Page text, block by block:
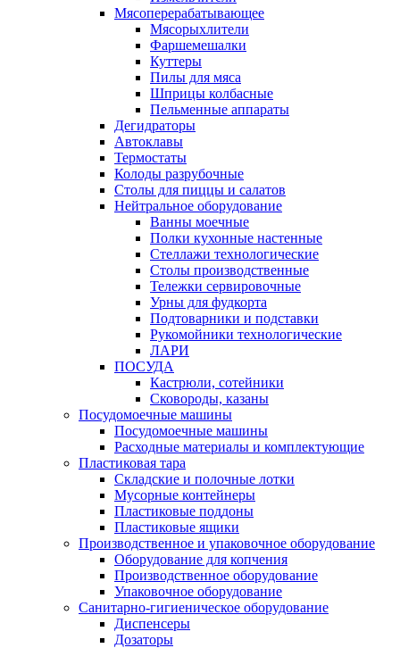
Мясоперерабатывающее
Мясорыхлители
Фаршемешалки
Куттеры
Пилы для мяса
Шприцы колбасные
Пельменные аппараты
Дегидраторы
Автоклавы
Термостаты
Колоды разрубочные
Столы для пиццы и салатов
Нейтральное оборудование
Ванны моечные
Полки кухонные настенные
Стеллажи технологические
Столы производственные
Тележки сервировочные
Урны для фудкорта
Подтоварники и подставки
Рукомойники технологические
ЛАРИ
ПОСУДА
Кастрюли, сотейники
Сковороды, казаны
Посудомоечные машины
Посудомоечные машины
Расходные материалы и комплектующие
Пластиковая тара
Складские и полочные лотки
Мусорные контейнеры
Пластиковые поддоны
Пластиковые ящики
Производственное и упаковочное оборудование
Оборудование для копчения
Производственное оборудование
Упаковочное оборудование
Санитарно-гигиеническое оборудование
Диспенсеры
Дозаторы